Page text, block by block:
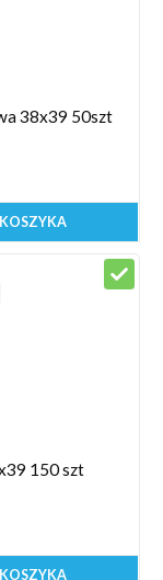
38x39 50szt
150 szt